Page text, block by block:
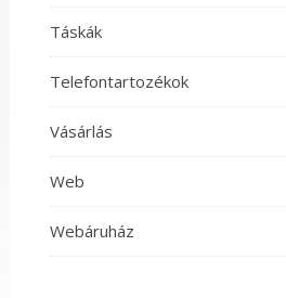
Táskák
Telefontartozékok
Vásárlás
Web
Webáruház